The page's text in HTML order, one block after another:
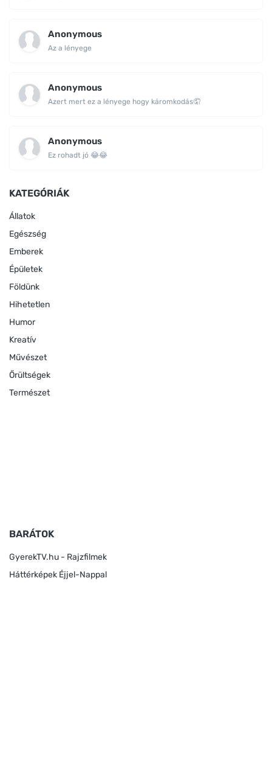
Anonymous
Az a lényege
Anonymous
Azert mert ez a lényege hogy káromkodás🤦
Anonymous
Ez rohadt jó 😂😂
KATEGÓRIÁK
Állatok
Egészség
Emberek
Épületek
Földünk
Hihetetlen
Humor
Kreatív
Művészet
Őrültségek
Természet
BARÁTOK
GyerekTV.hu - Rajzfilmek
Háttérképek Éjjel-Nappal